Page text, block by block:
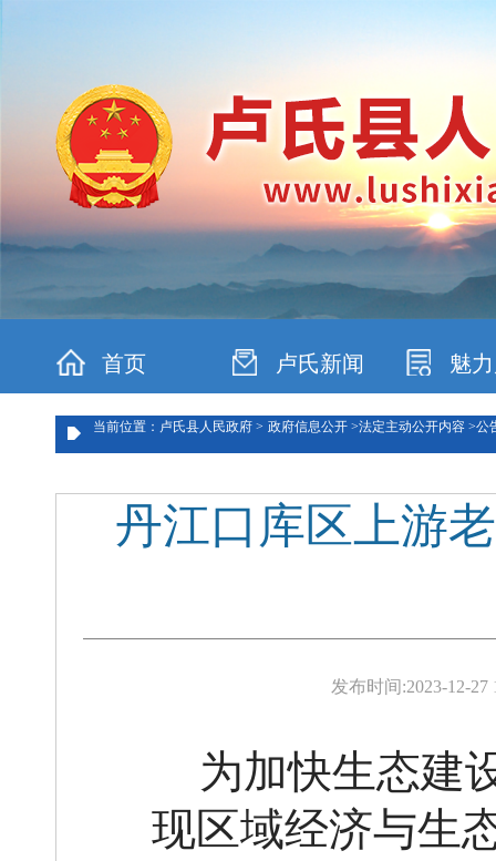
首页 卢氏新闻 魅
当前位置：卢氏县人民政府 > 政府信息公开 >法定主动公开内容 >公
丹江口库区上游
发布时间:2023-12-27
为加快生态建
现区域经济与生